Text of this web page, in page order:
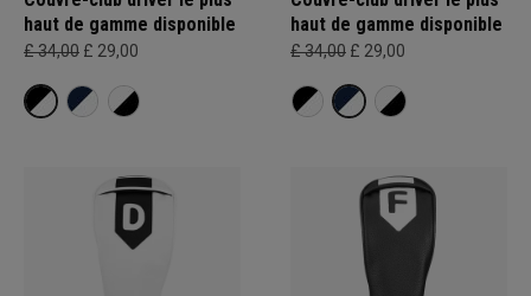
haut de gamme disponible
£ 34,00 £ 29,00
haut de gamme disponible
£ 34,00 £ 29,00